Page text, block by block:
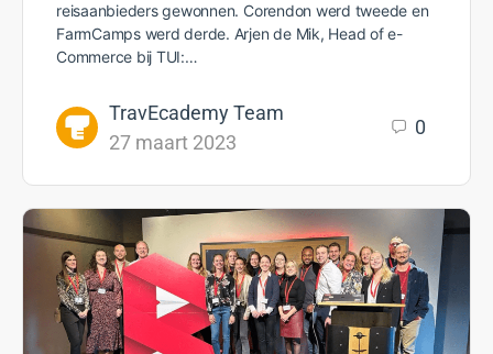
reisaanbieders gewonnen. Corendon werd tweede en
FarmCamps werd derde. Arjen de Mik, Head of e-
Commerce bij TUI:…
TravEcademy Team
27 maart 2023
0